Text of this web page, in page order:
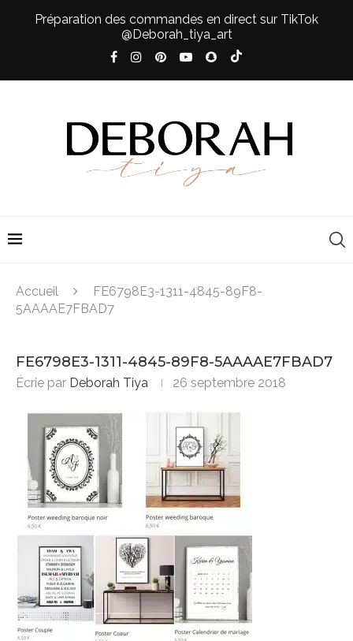
Préparation des commandes en direct sur TikTok
@Deborah_tiya_art
Accueil
FE6798E3-1311-4845-89F8-
5AAAAE7FBAD7
FE6798E3-1311-4845-89F8-5AAAAE7FBAD7
Écrie par Deborah Tiya 26 septembre 2018